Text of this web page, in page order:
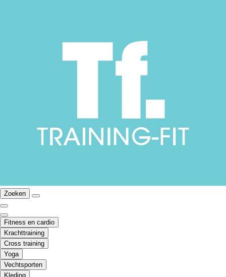
Zoeken
Fitness en cardio
Krachttraining
Cross training
Yoga
Vechtsporten
Kleding